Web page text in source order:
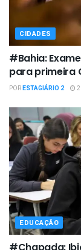
CIDADES
#Bahia:
para primeira
PORESTAGIÁRIO 2
EDUCAÇÃO
#Chapada: